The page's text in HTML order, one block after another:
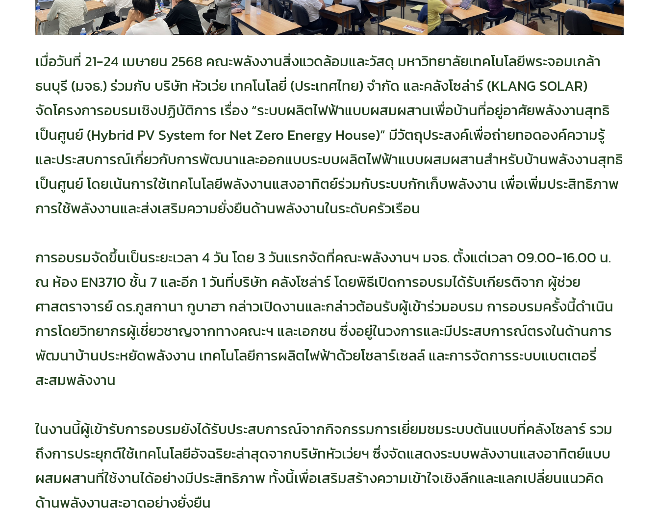
เมื่อวันที่ 21-24 เมษายน 2568 คณะพลังงานสิ่งแวดล้อมและวัสดุ มหาวิทยาลัยเทคโนโลยีพระจอมเกล้า
ธนบุรี (มจธ.) ร่วมกับ บริษัท หัวเว่ย เทคโนโลยี่ (ประเทศไทย) จำกัด และคลังโซล่าร์ (KLANG SOLAR)
จัดโครงการอบรมเชิงปฏิบัติการ เรื่อง “ระบบผลิตไฟฟ้าแบบผสมผสานเพื่อบ้านที่อยู่อาศัยพลังงานสุทธิ
เป็นศูนย์ (Hybrid PV System for Net Zero Energy House)” มีวัตถุประสงค์เพื่อถ่ายทอดองค์ความรู้
และประสบการณ์เกี่ยวกับการพัฒนาและออกแบบระบบผลิตไฟฟ้าแบบผสมผสานสำหรับบ้านพลังงานสุทธิ
เป็นศูนย์ โดยเน้นการใช้เทคโนโลยีพลังงานแสงอาทิตย์ร่วมกับระบบกักเก็บพลังงาน เพื่อเพิ่มประสิทธิภาพ
การใช้พลังงานและส่งเสริมความยั่งยืนด้านพลังงานในระดับครัวเรือน
การอบรมจัดขึ้นเป็นระยะเวลา 4 วัน โดย 3 วันแรกจัดที่คณะพลังงานฯ มจธ. ตั้งแต่เวลา 09.00-16.00 น.
ณ ห้อง EN3710 ชั้น 7 และอีก 1 วันที่บริษัท คลังโซล่าร์ โดยพิธีเปิดการอบรมได้รับเกียรติจาก ผู้ช่วย
ศาสตราจารย์ ดร.กูสกานา กูบาฮา กล่าวเปิดงานและกล่าวต้อนรับผู้เข้าร่วมอบรม การอบรมครั้งนี้ดำเนิน
การโดยวิทยากรผู้เชี่ยวชาญจากทางคณะฯ และเอกชน ซึ่งอยู่ในวงการและมีประสบการณ์ตรงในด้านการ
พัฒนาบ้านประหยัดพลังงาน เทคโนโลยีการผลิตไฟฟ้าด้วยโซลาร์เซลล์ และการจัดการระบบแบตเตอรี่
สะสมพลังงาน
ในงานนี้ผู้เข้ารับการอบรมยังได้รับประสบการณ์จากกิจกรรมการเยี่ยมชมระบบต้นแบบที่คลังโซลาร์ รวม
ถึงการประยุกต์ใช้เทคโนโลยีอัจฉริยะล่าสุดจากบริษัทหัวเว่ยฯ ซึ่งจัดแสดงระบบพลังงานแสงอาทิตย์แบบ
ผสมผสานที่ใช้งานได้อย่างมีประสิทธิภาพ ทั้งนี้เพื่อเสริมสร้างความเข้าใจเชิงลึกและแลกเปลี่ยนแนวคิด
ด้านพลังงานสะอาดอย่างยั่งยืน